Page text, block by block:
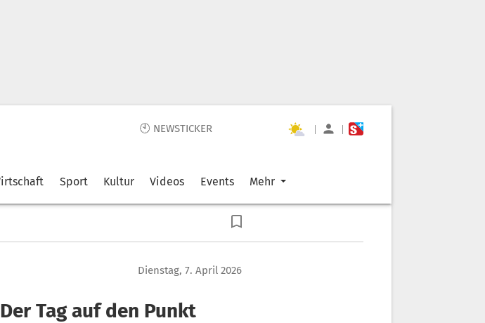
🕙 NEWSTICKER | |
Sport Kultur Videos Events Mehr
Dienstag, 7. April 2026
Tag auf den Punkt